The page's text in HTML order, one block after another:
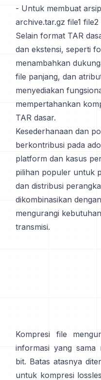
- Untuk membuat
archive.tar.gz file1
Selain format TAR
dan ekstensi, seperti
menambahkan
file panjang, dan
menyediakan
mempertahankan
TAR dasar.
Kesederhanaan dan
berkontribusi pada
platform dan kasus
pilihan populer untuk
dan distribusi
dikombinasikan
mengurangi
transmisi.
Kompresi file
informasi yang sama
bit. Batas atasnya
untuk kompresi